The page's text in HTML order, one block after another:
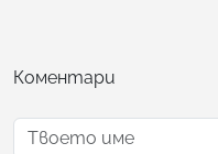
Коментари